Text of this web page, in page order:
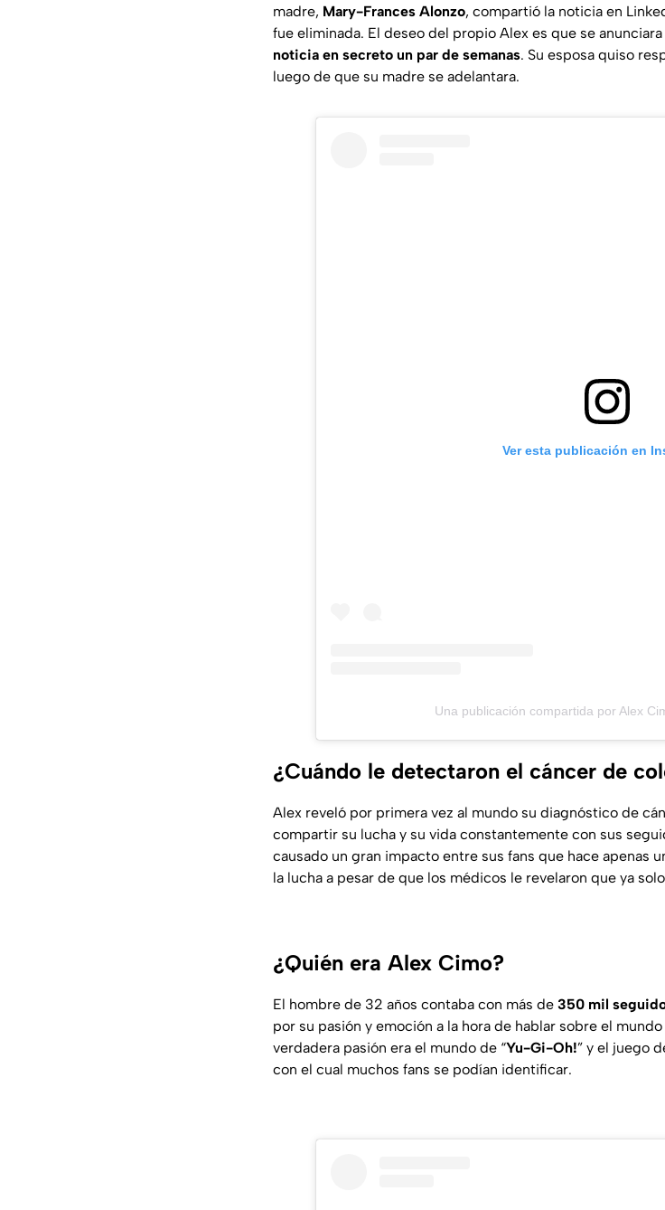
madre, Mary-Frances Alonzo, compartió la noticia en
fue eliminada. El deseo del propio Alex es que se
noticia en secreto un par de semanas. Su esposa quiso
luego de que su madre se adelantara.
Ver esta publicación en
Una publicación compartida por Alex
¿Cuándo le detectaron el cáncer de
Alex reveló por primera vez al mundo su diagnóstico de
compartir su lucha y su vida constantemente con sus
causado un gran impacto entre sus fans que hace apenas
la lucha a pesar de que los médicos le revelaron que ya
¿Quién era Alex Cimo?
El hombre de 32 años contaba con más de 350 mil
por su pasión y emoción a la hora de hablar sobre el
verdadera pasión era el mundo de “Yu-Gi-Oh!” y el juego
con el cual muchos fans se podían identificar.